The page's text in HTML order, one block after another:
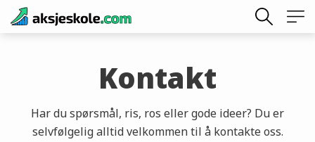
Skip
to
Kontakt
Har du spørsmål, ris, ros eller gode ideer? Du er
selvfølgelig alltid velkommen til å kontakte oss.